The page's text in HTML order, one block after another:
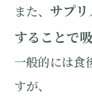
また、 サプ
することで
一般的には食
すが、